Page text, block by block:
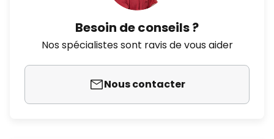
Besoin de conseils ?
Nos spécialistes sont ravis de vous aider
Nous contacter